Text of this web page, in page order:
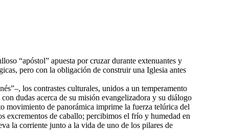
“apóstol” apuesta por cruzar durante extenuantes y
pero con la obligación de construir una Iglesia antes
los contrastes culturales, unidos a un temperamento
dudas acerca de su misión evangelizadora y su diálogo
movimiento de panorámica imprime la fuerza telúrica del
excrementos de caballo; percibimos el frío y humedad en
la corriente junto a la vida de uno de los pilares de